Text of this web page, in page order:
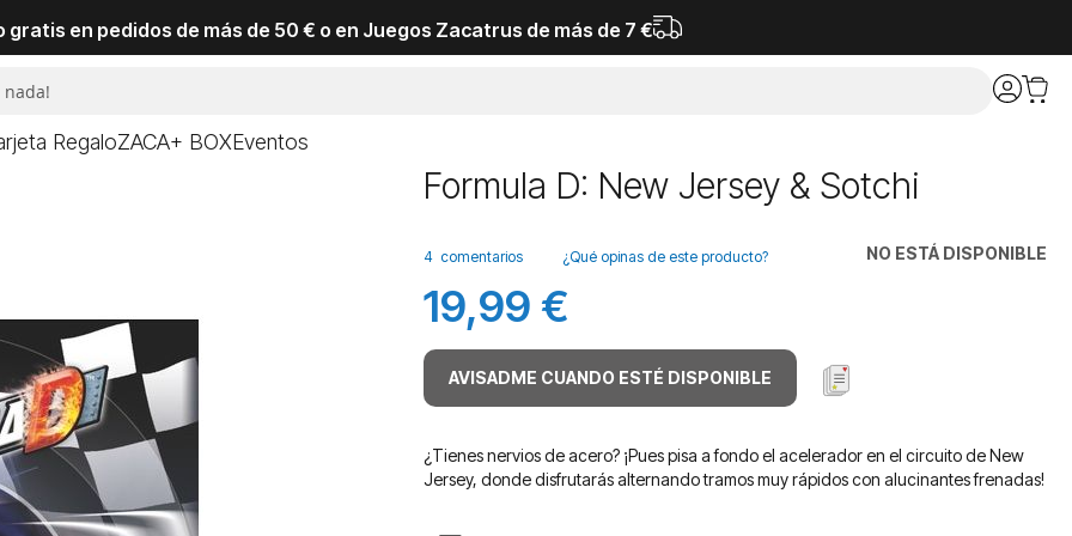
gratis en pedidos de más de 50 € o en Juegos Zacatrus de más de 7 €
RegaloZACA+ BOXEventos
Formula D: New Jersey & Sotchi
NO ESTÁ DISPONIBLE
4 comentarios ¿Qué opinas de este producto?
19,99 €
AVISADME CUANDO ESTÉ DISPONIBLE
¿Tienes nervios de acero? ¡Pues pisa a fondo el acelerador en el circuito de New
Jersey, donde disfrutarás alternando tramos muy rápidos con alucinantes frenadas!